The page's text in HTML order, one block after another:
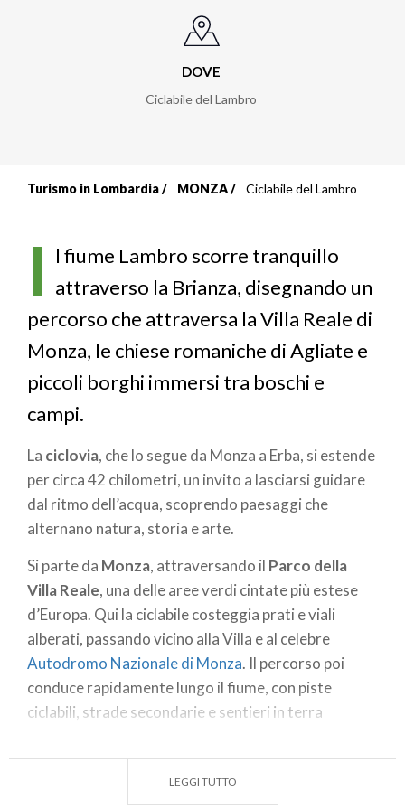
DOVE
Ciclabile del Lambro
di
pane
Turismo in Lombardia MONZA Ciclabile del Lambro
I l fiume Lambro scorre tranquillo
attraverso la Brianza, disegnando un
percorso che attraversa la Villa Reale di
Monza, le chiese romaniche di Agliate e
piccoli borghi immersi tra boschi e
campi.
La ciclovia, che lo segue da Monza a Erba, si estende
per circa 42 chilometri, un invito a lasciarsi guidare
dal ritmo dell’acqua, scoprendo paesaggi che
alternano natura, storia e arte.
Si parte da Monza, attraversando il Parco della
Villa Reale, una delle aree verdi cintate più estese
d’Europa. Qui la ciclabile costeggia prati e viali
alberati, passando vicino alla Villa e al celebre
Autodromo Nazionale di Monza. Il percorso poi
conduce rapidamente lungo il fiume, con piste
ciclabili, strade secondarie e sentieri in terra
placido tra campi e boschi, punteggiato da piccoli
LEGGI TUTTO